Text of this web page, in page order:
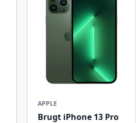
APPLE
Brugt iPhone 13 Pro